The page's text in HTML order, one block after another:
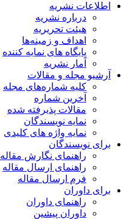
اطلاعات نشریه
درباره نشریه
هیئت تحریریه
اهداف و زمینه‌ها
پایگاه های نمایه کننده
آمار نشریه
آرشیو مجله و مقالات
کلیه شماره‌های مجله
آخرین شماره
مقالات پذیرفته شده
نمایه نویسندگان
نمایه واژه های کلیدی
برای نویسندگان
راهنمای نگارش مقاله
راهنمای ارسال مقاله
فرم ارسال مقاله
برای داوران
راهنمای داوران
داوران پیشین